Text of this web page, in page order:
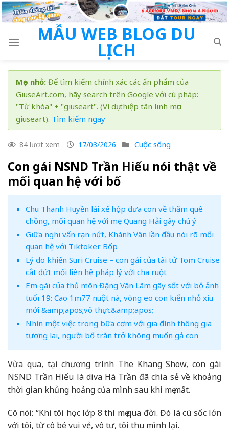
Skip
to
MẪU WEB BLOG DU
LỊCH
Mẹo nhỏ: Để tìm kiếm chính xác các ấn phẩm của
GiuseArt.com, hãy search trên Google với cú pháp:
"Từ khóa" + "giuseart". (Ví dụ: thiệp tân linh mục
giuseart). Tìm kiếm ngay
84 lượt xem 17/03/2026 Cuộc sống
Con gái NSND Trần Hiếu nói thật về
mối quan hệ với bố
Chu Thanh Huyền lái xế hộp đưa con về thăm quê
chồng, mối quan hệ với mẹ Quang Hải gây chú ý
Giữa nghi vấn rạn nứt, Khánh Vân lần đầu nói rõ mối
quan hệ với Tiktoker Bốp
Lý do khiến Suri Cruise – con gái của tài tử Tom Cruise
cắt đứt mối liên hệ pháp lý với cha ruột
Em gái của thủ môn Đặng Văn Lâm gây sốt với bộ ảnh
tuổi 19: Cao 1m77 nuột nà, vòng eo con kiến nhỏ xíu
mới &amp;apos;vô thực&amp;apos;
Nhìn một việc trong bữa cơm với gia đình thông gia
tương lai, người bố trăn trở không muốn gả con
Vừa qua, tại chương trình The Khang Show, con gái
NSND Trần Hiếu là diva Hà Trần đã chia sẻ về khoảng
thời gian khủng hoảng của mình sau khi mẹ mất.
Cô nói: “Khi tôi học lớp 8 thì mẹ qua đời. Đó là cú sốc lớn
với tôi, từ cô bé vui vẻ, vô tư, tôi thu mình lại.